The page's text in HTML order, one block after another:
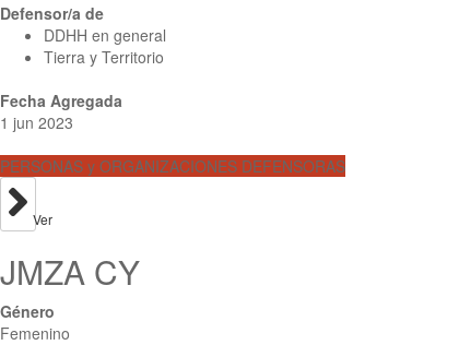
Defensor/a de
DDHH en general
Tierra y Territorio
Fecha Agregada
1 jun 2023
PERSONAS y ORGANIZACIONES DEFENSORAS
Ver
JMZA CY
Género
Femenino